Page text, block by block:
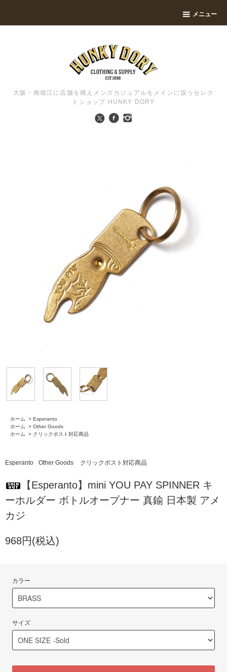
メニュー
大阪・南堀江に店舗を構えメンズカジュアルをメインに扱うセレク
トショップ HUNKY DORY
ホーム > Esperanto
ホーム
> Other Goods
ホーム
> クリックポスト対応商品
Esperanto Other Goods クリックポスト対応商品
【Esperanto】mini YOU PAY SPINNER キ
ーホルダー ボトルオープナー 真鍮 日本製 アメ
カジ
968円(税込)
カラー
サイズ